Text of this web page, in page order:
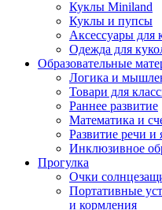
Куклы Miniland
Куклы и пупсы
Аксессуары для
Одежда для
Образовательные
Логика и
Товари для
Раннее развитие
Математика и
Развитие речи и
Инклюзивное
Прогулка
Очки
Портативные
и кормления